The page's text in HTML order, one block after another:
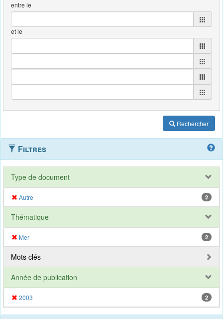
entre le
et le
Rechercher
Filtres
Type de document
Autre 2
Thématique
Mer 2
Mots clés
Année de publication
2003 2